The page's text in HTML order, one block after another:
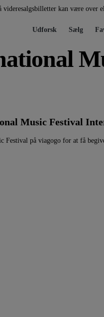
kan være over
Udforsk Sælg
Music Festival
på viagogo for at få